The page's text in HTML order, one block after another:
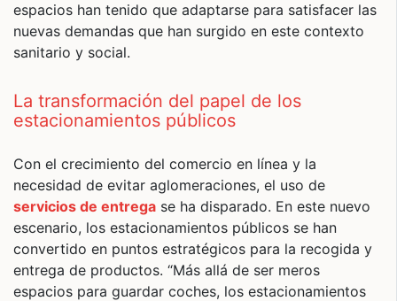
espacios han tenido que adaptarse para satisfacer las
nuevas demandas que han surgido en este contexto
sanitario y social.
La transformación del papel de los
estacionamientos públicos
Con el crecimiento del comercio en línea y la
necesidad de evitar aglomeraciones, el uso de
servicios de entrega se ha disparado. En este nuevo
escenario, los estacionamientos públicos se han
convertido en puntos estratégicos para la recogida y
entrega de productos. “Más allá de ser meros
espacios para guardar coches, los estacionamientos